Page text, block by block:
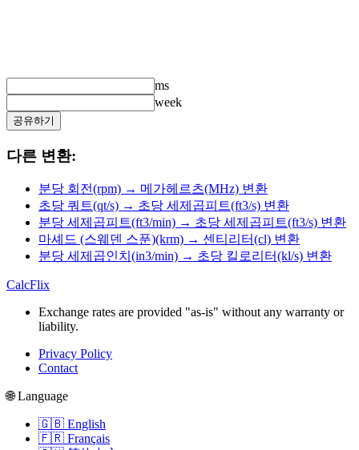
ms
week
공유하기
다른 변환:
분당 회전(rpm) → 메가헤르츠(MHz) 변환
초당 쿼트(qt/s) → 초당 세제곱피트(ft3/s) 변환
분당 세제곱피트(ft3/min) → 초당 세제곱피트(ft3/s) 변환
마셰드 (스웨덴 스푼)(krm) → 센티리터(cl) 변환
분당 세제곱인치(in3/min) → 초당 킬로리터(kl/s) 변환
CalcFlix
Exchange rates are provided "as-is" without any warranty or
liability.
Privacy Policy
Contact
🌐 Language
🇬🇧 English
🇫🇷 Français